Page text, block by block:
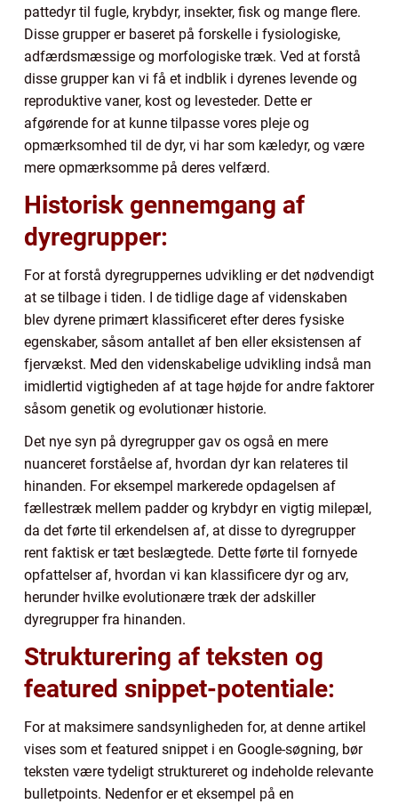
pattedyr til fugle, krybdyr, insekter, fisk og mange flere.
Disse grupper er baseret på forskelle i fysiologiske,
adfærdsmæssige og morfologiske træk. Ved at forstå
disse grupper kan vi få et indblik i dyrenes levende og
reproduktive vaner, kost og levesteder. Dette er
afgørende for at kunne tilpasse vores pleje og
opmærksomhed til de dyr, vi har som kæledyr, og være
mere opmærksomme på deres velfærd.
Historisk gennemgang af
dyregrupper:
For at forstå dyregruppernes udvikling er det nødvendigt
at se tilbage i tiden. I de tidlige dage af videnskaben
blev dyrene primært klassificeret efter deres fysiske
egenskaber, såsom antallet af ben eller eksistensen af
fjervækst. Med den videnskabelige udvikling indså man
imidlertid vigtigheden af at tage højde for andre faktorer
såsom genetik og evolutionær historie.
Det nye syn på dyregrupper gav os også en mere
nuanceret forståelse af, hvordan dyr kan relateres til
hinanden. For eksempel markerede opdagelsen af
fællestræk mellem padder og krybdyr en vigtig milepæl,
da det førte til erkendelsen af, at disse to dyregrupper
rent faktisk er tæt beslægtede. Dette førte til fornyede
opfattelser af, hvordan vi kan klassificere dyr og arv,
herunder hvilke evolutionære træk der adskiller
dyregrupper fra hinanden.
Strukturering af teksten og
featured snippet-potentiale:
For at maksimere sandsynligheden for, at denne artikel
vises som et featured snippet i en Google-søgning, bør
teksten være tydeligt struktureret og indeholde relevante
bulletpoints. Nedenfor er et eksempel på en